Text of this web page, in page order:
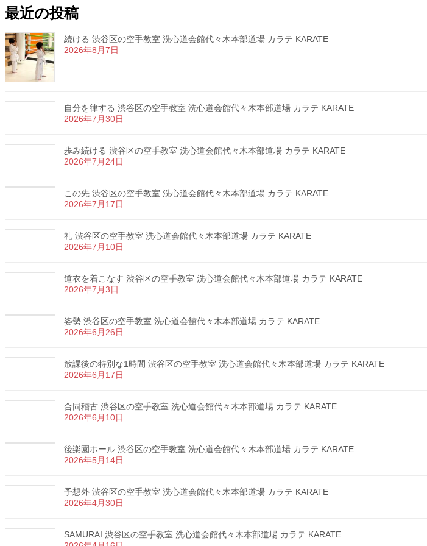
最近の投稿
続ける 渋谷区の空手教室 洗心道会館代々木本部道場 カラテ KARATE
2026年8月7日
自分を律する 渋谷区の空手教室 洗心道会館代々木本部道場 カラテ KARATE
2026年7月30日
歩み続ける 渋谷区の空手教室 洗心道会館代々木本部道場 カラテ KARATE
2026年7月24日
この先 渋谷区の空手教室 洗心道会館代々木本部道場 カラテ KARATE
2026年7月17日
礼 渋谷区の空手教室 洗心道会館代々木本部道場 カラテ KARATE
2026年7月10日
道衣を着こなす 渋谷区の空手教室 洗心道会館代々木本部道場 カラテ KARATE
2026年7月3日
姿勢 渋谷区の空手教室 洗心道会館代々木本部道場 カラテ KARATE
2026年6月26日
放課後の特別な1時間 渋谷区の空手教室 洗心道会館代々木本部道場 カラテ KARATE
2026年6月17日
合同稽古 渋谷区の空手教室 洗心道会館代々木本部道場 カラテ KARATE
2026年6月10日
後楽園ホール 渋谷区の空手教室 洗心道会館代々木本部道場 カラテ KARATE
2026年5月14日
予想外 渋谷区の空手教室 洗心道会館代々木本部道場 カラテ KARATE
2026年4月30日
SAMURAI 渋谷区の空手教室 洗心道会館代々木本部道場 カラテ KARATE